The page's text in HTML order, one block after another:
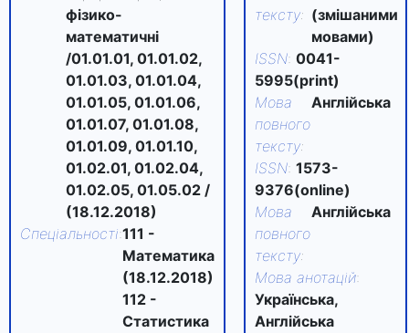
фізико-
математичні
/01.01.01, 01.01.02,
01.01.03, 01.01.04,
01.01.05, 01.01.06,
01.01.07, 01.01.08,
01.01.09, 01.01.10,
01.02.01, 01.02.04,
01.02.05, 01.05.02 /
(18.12.2018)
Спеціальності:111 -
Математика
(18.12.2018)
112 -
Статистика
тексту: (змішаними
мовами)
ISSN: 0041-
5995(print)
Мова
повного
тексту:
Англійська
ISSN: 1573-
9376(online)
Мова
повного
тексту:
Англійська
Мова анотацій:
Українська,
Англійська